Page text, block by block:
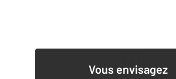
Vous envisagez
1